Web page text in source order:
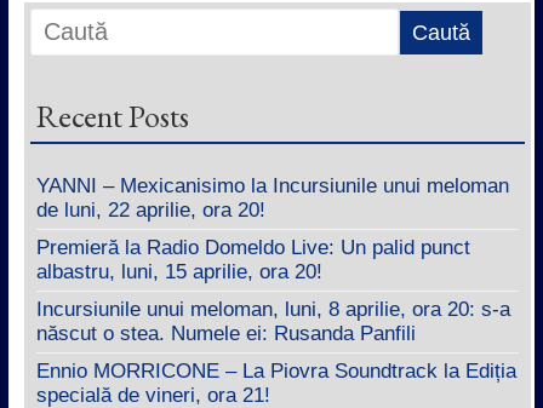
Recent Posts
YANNI – Mexicanisimo la Incursiunile unui meloman
de luni, 22 aprilie, ora 20!
Premieră la Radio Domeldo Live: Un palid punct
albastru, luni, 15 aprilie, ora 20!
Incursiunile unui meloman, luni, 8 aprilie, ora 20: s-a
născut o stea. Numele ei: Rusanda Panfili
Ennio MORRICONE – La Piovra Soundtrack la Ediția
specială de vineri, ora 21!